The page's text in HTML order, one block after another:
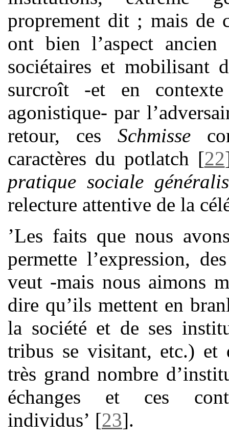
proprement dit ; mais de
ont bien l’aspect
sociétaires et mobilisant
surcroît -et en contexte
agonistique- par
retour, ces Schmisse
caractères du potlatch [22
pratique sociale
relecture attentive de la
’Les faits que nous
permette l’expression,
veut -mais nous aimons
dire qu’ils mettent en
la société et de ses
tribus se visitant, etc.) et
très grand nombre
échanges et ces
individus’ [23].